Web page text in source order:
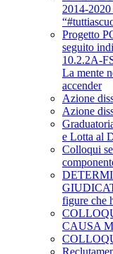
2014-
Progetto
seguito
10.2.2A-
La mente
accender
Azione
Azione
e Lotta al
Colloqui
figure che
CAUSA